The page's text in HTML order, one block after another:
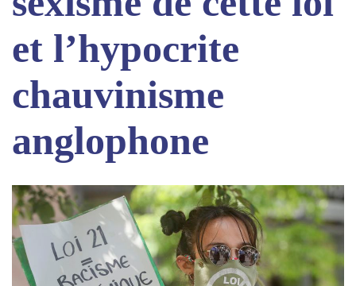
et l’hypocrite
chauvinisme
anglophone